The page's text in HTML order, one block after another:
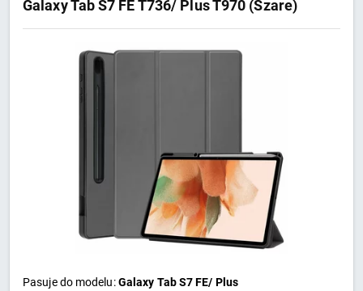
Galaxy Tab S7 FE T736/ Plus T970 (Szare)
Pasuje do modelu:Galaxy Tab S7 FE/ Plus